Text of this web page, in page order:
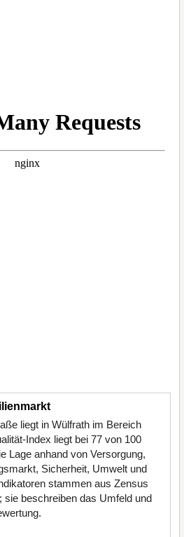
liegt in Wülfrath im Bereich
Index liegt bei 77 von 100
Lage anhand von Versorgung,
Sicherheit, Umwelt und
stammen aus Zensus
sie beschreiben das Umfeld und